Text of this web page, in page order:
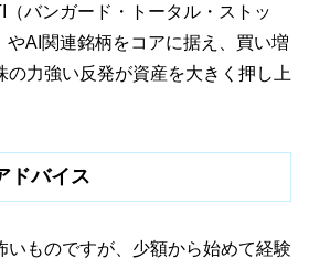
（バンガード・トータル・ストッ
やAI関連銘柄をコアに据え、買い増
の力強い反発が資産を大きく押し上
ドバイス
いものですが、少額から始めて経験